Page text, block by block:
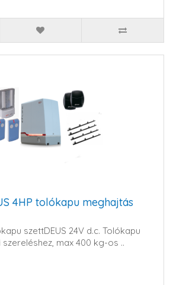
4HP tolókapu meghajtás
szettDEUS 24V d.c. Tolókapu
max 400 kg-os ..